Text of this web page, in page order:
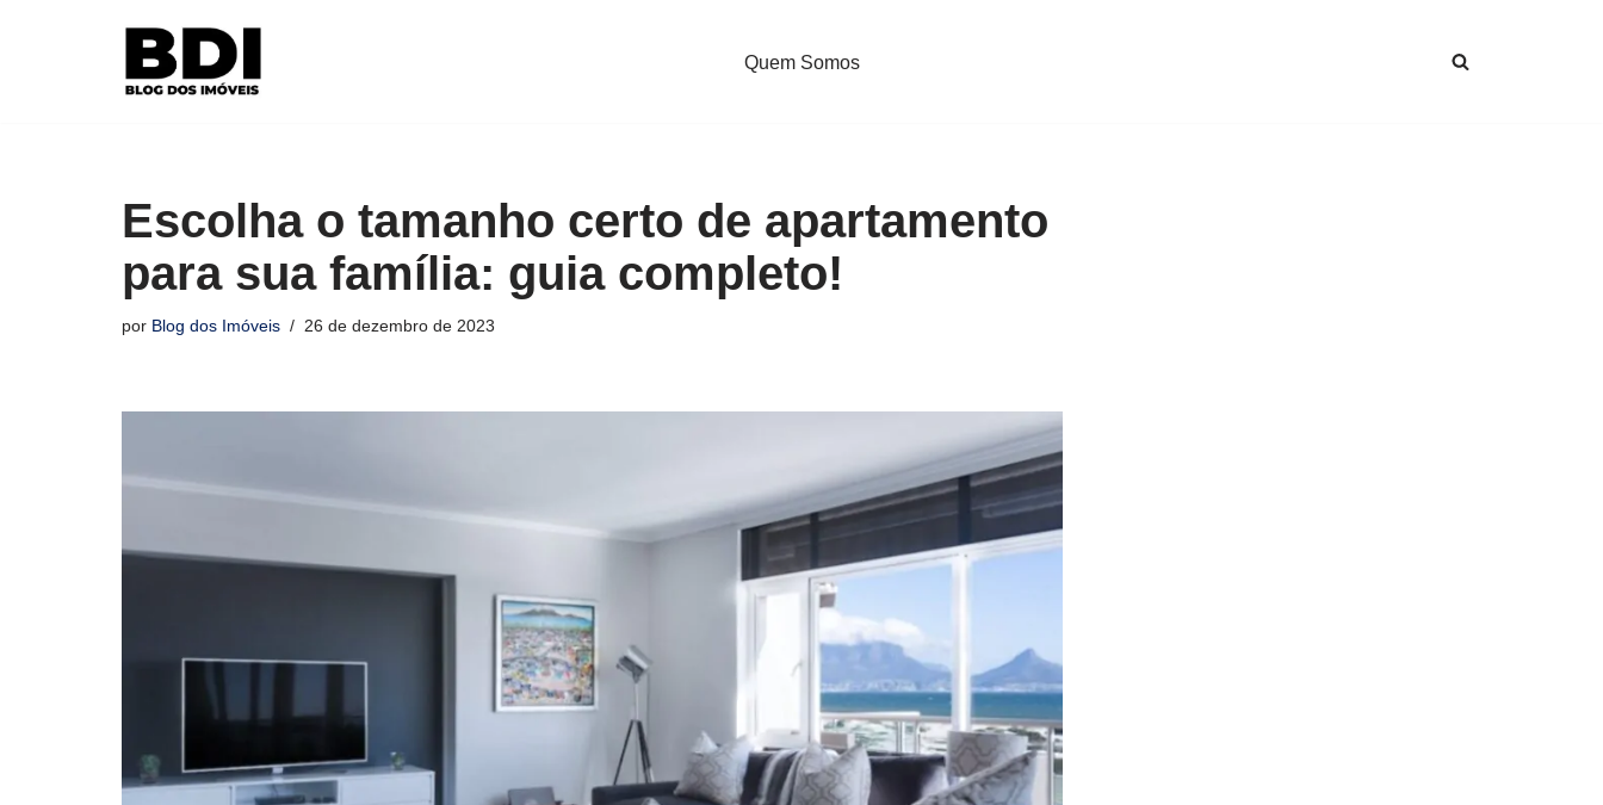
Quem Somos
Escolha o tamanho certo de apartamento
para sua família: guia completo!
por Blog dos Imóveis 26 de dezembro de 2023